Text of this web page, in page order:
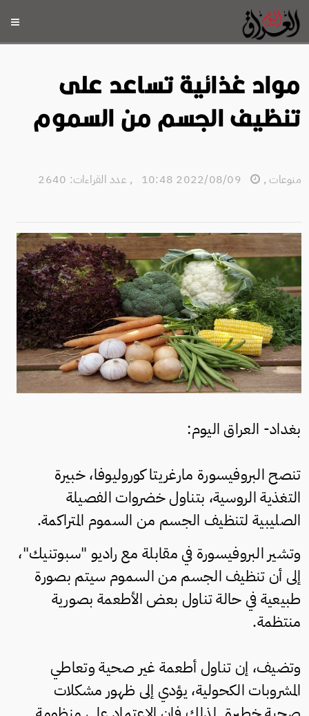
مواد غذائية تساعد على
تنظيف الجسم من السموم
منوعات ,
, عدد القراءات: 2640
بغداد- العراق اليوم:
تنصح البروفيسورة مارغريتا كوروليوفا، خبيرة
التغذية الروسية، بتناول خضروات الفصيلة
الصليبية لتنظيف الجسم من السموم المتراكمة.
وتشير البروفيسورة في مقابلة مع راديو "سبوتنيك"،
إلى أن تنظيف الجسم من السموم سيتم بصورة
طبيعية في حالة تناول بعض الأطعمة بصورية
منتظمة.
وتضيف، إن تناول أطعمة غير صحية وتعاطي
المشروبات الكحولية، يؤدي إلى ظهور مشكلات